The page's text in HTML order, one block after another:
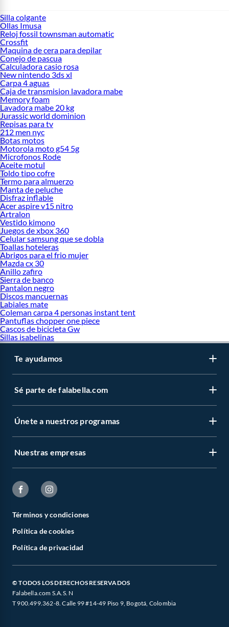
Silla colgante
Ollas Imusa
Reloj fossil townsman automatic
Crossfit
Maquina de cera para depilar
Conejo de pascua
Calculadora casio rosa
New nintendo 3ds xl
Carpa 4 aguas
Caja de transmision lavadora mabe
Memory foam
Lavadora mabe 20 kg
Jurassic world dominion
Repisas para tv
212 men nyc
Botas motos
Motorola moto g54 5g
Microfonos Rode
Aceite motul
Toldo tipo cofre
Termo para almuerzo
Manta de peluche
Disfraz inflable
Acer aspire v15 nitro
Artralon
Vestido kimono
Juegos de xbox 360
Celular samsung que se dobla
Toallas hoteleras
Abrigos para el frio mujer
Mazda cx 30
Anillo zafiro
Sierra de banco
Pantalon negro
Discos mancuernas
Labiales mate
Coleman carpa 4 personas instant tent
Pantuflas chopper one piece
Cascos de bicicleta Gw
Sillas isabelinas
Te ayudamos
Sé parte de falabella.com
Únete a nuestros programas
Nuestras empresas
Términos y condiciones
Política de cookies
Política de privacidad
© TODOS LOS DERECHOS RESERVADOS
Falabella.com S.A.S. N
T 900.499.362-8. Calle 99 #14-49 Piso 9, Bogotá, Colombia